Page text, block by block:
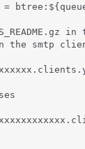
=
the smtp